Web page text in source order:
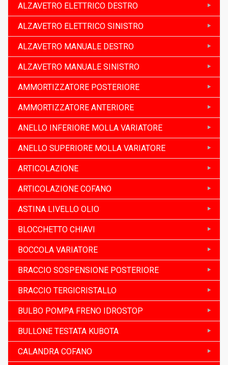
ALZAVETRO ELETTRICO DESTRO
ALZAVETRO ELETTRICO SINISTRO
ALZAVETRO MANUALE DESTRO
ALZAVETRO MANUALE SINISTRO
AMMORTIZZATORE POSTERIORE
AMMORTIZZATORE ANTERIORE
ANELLO INFERIORE MOLLA VARIATORE
ANELLO SUPERIORE MOLLA VARIATORE
ARTICOLAZIONE
ARTICOLAZIONE COFANO
ASTINA LIVELLO OLIO
BLOCCHETTO CHIAVI
BOCCOLA VARIATORE
BRACCIO SOSPENSIONE POSTERIORE
BRACCIO TERGICRISTALLO
BULBO POMPA FRENO IDROSTOP
BULLONE TESTATA KUBOTA
CALANDRA COFANO